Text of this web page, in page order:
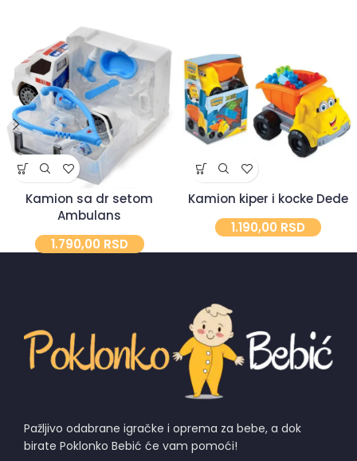
Kamion sa dr setom
Ambulans
1.790,00 RSD
Kamion kiper i kocke Dede
1.190,00 RSD
Pažljivo odabrane igračke i oprema za bebe, a dok
birate Poklonko Bebić će vam pomoći!